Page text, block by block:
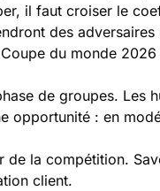
il faut croiser le
des adversaires
du monde 2026
de groupes. Les
opportunité : en
la compétition.
client.